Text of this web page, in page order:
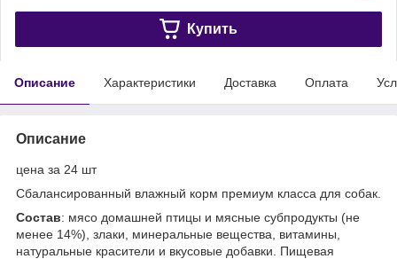
Купить
Описание Характеристики Доставка Оплата
Описание
цена за 24 шт
Сбалансированный влажный корм премиум класса для собак.
Состав: мясо домашней птицы и мясные субпродукты (не
менее 14%), злаки, минеральные вещества, витамины,
натуральные красители и вкусовые добавки. Пищевая